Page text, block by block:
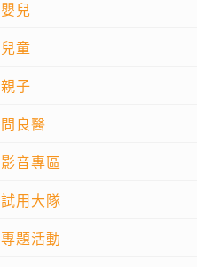
嬰兒
兒童
親子
問良醫
影音專區
試用大隊
專題活動